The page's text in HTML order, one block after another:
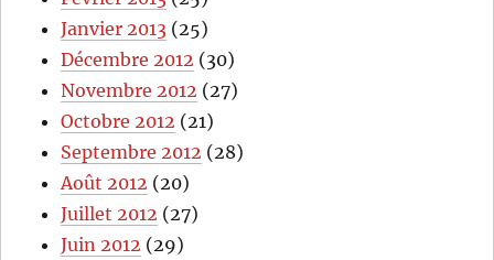
Janvier 2013 (25)
Décembre 2012 (30)
Novembre 2012 (27)
Octobre 2012 (21)
Septembre 2012 (28)
Août 2012 (20)
Juillet 2012 (27)
Juin 2012 (29)